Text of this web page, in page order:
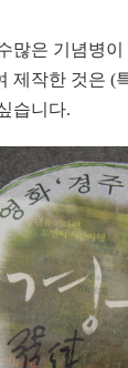
많은 기념병
제작한 것은 (
습니다.